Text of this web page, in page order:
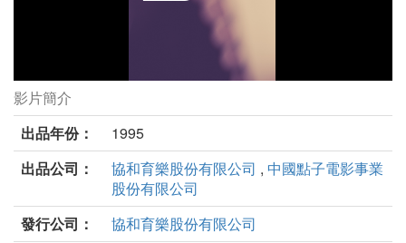
流浪舞台劇照
影片簡介
出品年份：
1995
出品公司：
協和育樂股份有限公司 , 中國點子電影事業
股份有限公司
發行公司：
協和育樂股份有限公司